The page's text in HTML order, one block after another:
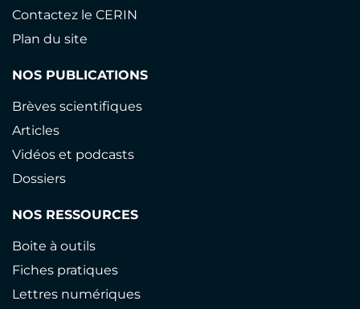
Contactez le CERIN
Plan du site
NOS PUBLICATIONS
Brèves scientifiques
Articles
Vidéos et podcasts
Dossiers
NOS RESSOURCES
Boite à outils
Fiches pratiques
Lettres numériques